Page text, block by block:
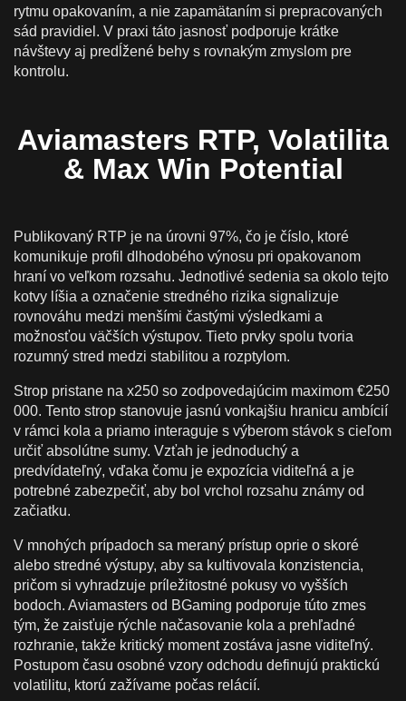
rytmu opakovaním, a nie zapamätaním si prepracovaných
sád pravidiel. V praxi táto jasnosť podporuje krátke
návštevy aj predĺžené behy s rovnakým zmyslom pre
kontrolu.
Aviamasters RTP, Volatilita
& Max Win Potential
Publikovaný RTP je na úrovni 97%, čo je číslo, ktoré
komunikuje profil dlhodobého výnosu pri opakovanom
hraní vo veľkom rozsahu. Jednotlivé sedenia sa okolo tejto
kotvy líšia a označenie stredného rizika signalizuje
rovnováhu medzi menšími častými výsledkami a
možnosťou väčších výstupov. Tieto prvky spolu tvoria
rozumný stred medzi stabilitou a rozptylom.
Strop pristane na x250 so zodpovedajúcim maximom €250
000. Tento strop stanovuje jasnú vonkajšiu hranicu ambícií
v rámci kola a priamo interaguje s výberom stávok s cieľom
určiť absolútne sumy. Vzťah je jednoduchý a
predvídateľný, vďaka čomu je expozícia viditeľná a je
potrebné zabezpečiť, aby bol vrchol rozsahu známy od
začiatku.
V mnohých prípadoch sa meraný prístup oprie o skoré
alebo stredné výstupy, aby sa kultivovala konzistencia,
pričom si vyhradzuje príležitostné pokusy vo vyšších
bodoch. Aviamasters od BGaming podporuje túto zmes
tým, že zaisťuje rýchle načasovanie kola a prehľadné
rozhranie, takže kritický moment zostáva jasne viditeľný.
Postupom času osobné vzory odchodu definujú praktickú
volatilitu, ktorú zažívame počas relácií.